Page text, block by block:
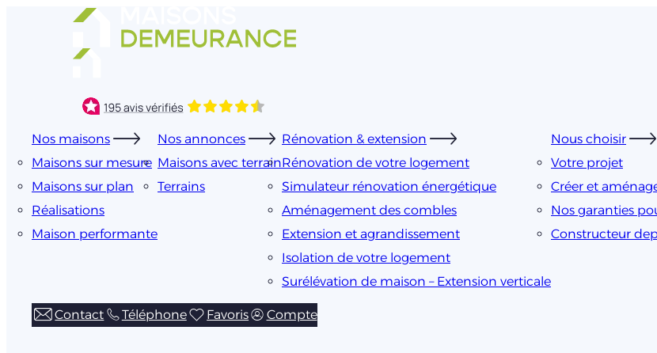
Nos maisons
Maisons sur mesure
Maisons sur plan
Réalisations
Maison performante
Nos annonces
Maisons avec terrain
Terrains
Rénovation & extension
Rénovation de votre logement
Simulateur rénovation énergétique
Aménagement des combles
Extension et agrandissement
Isolation de votre logement
Surélévation de maison – Extension verticale
Nous choisir
Votre projet
Créer et
Nos garanties
Constructeur
Contact Téléphone Favoris Compte